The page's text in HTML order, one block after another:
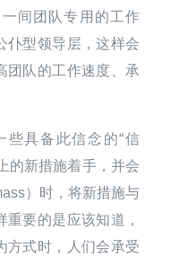
间团队专用的工作
仆型领导层，这样会
团队的工作速度、承
些具备此信念的“信
的新措施着手，并会
）时，将新措施与
要的是应该知道，
方式时，人们会承受